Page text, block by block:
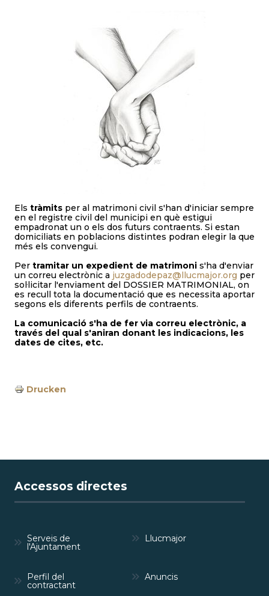
Els tràmits per al matrimoni civil s'han d'iniciar sempre
en el registre civil del municipi en què estigui
empadronat un o els dos futurs contraents. Si estan
domiciliats en poblacions distintes podran elegir la que
més els convengui.
Per tramitar un expedient de matrimoni s'ha d'enviar
un correu electrònic a juzgadodepaz@llucmajor.org per
sol·licitar l'enviament del DOSSIER MATRIMONIAL, on
es recull tota la documentació que es necessita aportar
segons els diferents perfils de contraents.
La comunicació s'ha de fer via correu electrònic, a
través del qual s'aniran donant les indicacions, les
dates de cites, etc.
Drucken
Accessos directes
Serveis de
l'Ajuntament
Llucmajor
Perfil del
contractant
Anuncis